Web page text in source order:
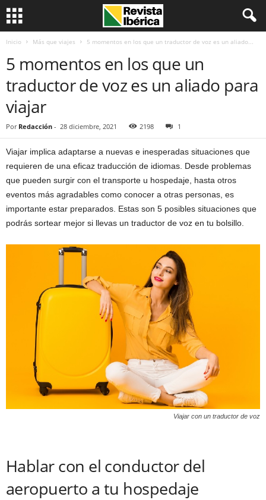
Inicio Más que viajes 5 momentos en los que un traductor de voz es un aliado...
5 momentos en los que un
traductor de voz es un aliado para
viajar
Por Redacción - 28 diciembre, 2021 2198 1
Viajar implica adaptarse a nuevas e inesperadas situaciones que
requieren de una eficaz traducción de idiomas. Desde problemas
que pueden surgir con el transporte u hospedaje, hasta otros
eventos más agradables como conocer a otras personas, es
importante estar preparados. Estas son 5 posibles situaciones que
podrás sortear mejor si llevas un traductor de voz en tu bolsillo.
Viajar con un traductor de voz
Hablar con el conductor del
aeropuerto a tu hospedaje